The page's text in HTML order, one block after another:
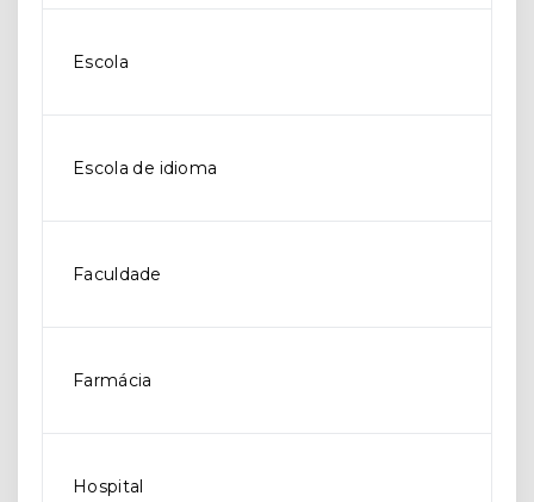
Escola
Escola de idioma
Faculdade
Farmácia
Hospital